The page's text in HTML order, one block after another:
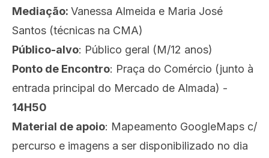
Mediação: Vanessa Almeida e Maria José
Santos (técnicas na CMA)
Público-alvo: Público geral (M/12 anos)
Ponto de Encontro: Praça do Comércio (junto à
entrada principal do Mercado de Almada) -
14H50
Material de apoio: Mapeamento GoogleMaps c/
percurso e imagens a ser disponibilizado no dia